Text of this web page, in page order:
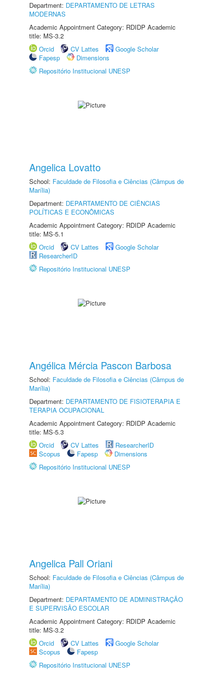
Department: DEPARTAMENTO DE LETRAS
MODERNAS
Academic Appointment Category: RDIDP Academic
title: MS-3.2
Orcid
CV Lattes
Google Scholar
Fapesp
Dimensions
Repositório Institucional UNESP
Angelica Lovatto
School: Faculdade de Filosofia e Ciências (Câmpus de
Marília)
Department: DEPARTAMENTO DE CIÊNCIAS
POLÍTICAS E ECONÔMICAS
Academic Appointment Category: RDIDP Academic
title: MS-5.1
Orcid
CV Lattes
Google Scholar
ResearcherID
Repositório Institucional UNESP
Angélica Mércia Pascon Barbosa
School: Faculdade de Filosofia e Ciências (Câmpus de
Marília)
Department: DEPARTAMENTO DE FISIOTERAPIA E
TERAPIA OCUPACIONAL
Academic Appointment Category: RDIDP Academic
title: MS-5.3
Orcid
CV Lattes
ResearcherID
Scopus
Fapesp
Dimensions
Repositório Institucional UNESP
Angelica Pall Oriani
School: Faculdade de Filosofia e Ciências (Câmpus de
Marília)
Department: DEPARTAMENTO DE ADMINISTRAÇÃO
E SUPERVISÃO ESCOLAR
Academic Appointment Category: RDIDP Academic
title: MS-3.2
Orcid
CV Lattes
Google Scholar
Scopus
Fapesp
Repositório Institucional UNESP